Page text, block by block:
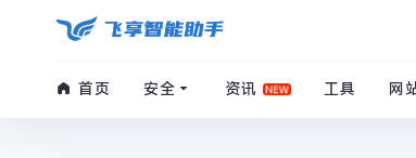
首页 安全 资讯 工具 网